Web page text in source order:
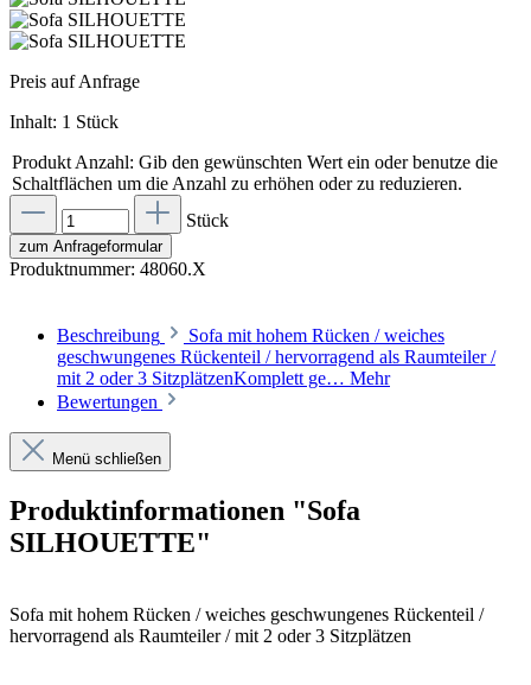
Preis auf Anfrage
Inhalt: 1 Stück
Produkt Anzahl: Gib den gewünschten Wert ein oder benutze die
Schaltflächen um die Anzahl zu erhöhen oder zu reduzieren.
Stück
zum Anfrageformular
Produktnummer: 48060.X
Beschreibung
Sofa mit hohem Rücken / weiches
geschwungenes Rückenteil / hervorragend als Raumteiler /
mit 2 oder 3 SitzplätzenKomplett ge… Mehr
Bewertungen
Menü schließen
Produktinformationen "Sofa
SILHOUETTE"
Sofa mit hohem Rücken / weiches geschwungenes Rückenteil /
hervorragend als Raumteiler / mit 2 oder 3 Sitzplätzen